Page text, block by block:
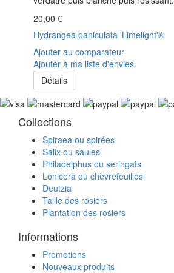
20,00 €
Hydrangea paniculata 'Limelight'®
Ajouter au comparateur
Ajouter à ma liste d'envies
Détails
Collections
Spiraea ou spirées
Salix ou saules
Philadelphus ou seringats
Lonicera ou chèvrefeuilles
Deutzia
Taille des rosiers
Plantation des rosiers
Informations
Promotions
Nouveaux produits